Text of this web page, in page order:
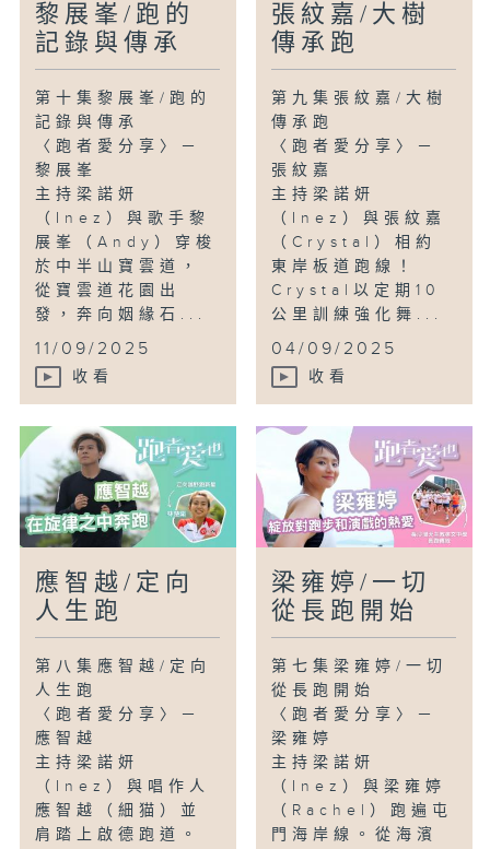
〈大樹傳承跑〉
人稱「毅行先生」的陳國強（KK），三十
香港山野，至今仍樂此不疲，被譽為跑壇的
「長青樹」。近年，他更成立跑步教室，向
老、中、青三代學員傳授跑步技巧與心態。
他認為學跑步就如同學做人，更將自己比喻
為一棵大樹，希望把熱愛越野跑的種子，植
根於每位年輕學員的內心，薪火相傳。
黎展峯/跑的
記錄與傳承
第十集黎展峯/跑的
記錄與傳承
〈跑者愛分享〉－
黎展峯
主持梁諾妍
（Inez）與歌手黎
展峯（Andy）穿梭
於中半山寶雲道，
從寶雲道花園出
發，奔向姻緣石...
11/09/2025
收看
張紋嘉/大樹
傳承跑
第九集張紋嘉/大樹
傳承跑
〈跑者愛分享〉－
張紋嘉
主持梁諾妍
（Inez）與張紋嘉
（Crystal）相約
東岸板道跑線！
Crystal以定期10
公里訓練強化舞...
04/09/2025
收看
應智越/定向
人生跑
第八集應智越/定向
人生跑
〈跑者愛分享〉－
應智越
主持梁諾妍
（Inez）與唱作人
應智越（細猫）並
肩踏上啟德跑道。
梁雍婷/一切
從長跑開始
第七集梁雍婷/一切
從長跑開始
〈跑者愛分享〉－
梁雍婷
主持梁諾妍
（Inez）與梁雍婷
（Rachel）跑遍屯
門海岸線。從海濱